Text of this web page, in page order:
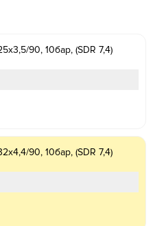
90, 10бар, (SDR 7,4)
90, 10бар, (SDR 7,4)